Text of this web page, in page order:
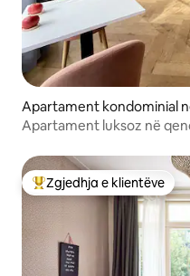
Apartament kondominial
Apartament luksoz në
Më të mirat e zgjedhjeve
Zgjedhja e klientëve